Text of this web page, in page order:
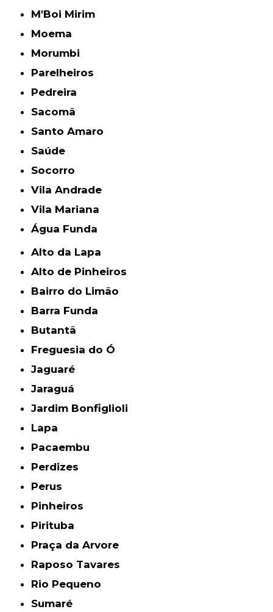
M'Boi Mirim
Moema
Morumbi
Parelheiros
Pedreira
Sacomã
Santo Amaro
Saúde
Socorro
Vila Andrade
Vila Mariana
Água Funda
Alto da Lapa
Alto de Pinheiros
Bairro do Limão
Barra Funda
Butantã
Freguesia do Ó
Jaguaré
Jaraguá
Jardim Bonfiglioli
Lapa
Pacaembu
Perdizes
Perus
Pinheiros
Pirituba
Praça da Arvore
Raposo Tavares
Rio Pequeno
Sumaré